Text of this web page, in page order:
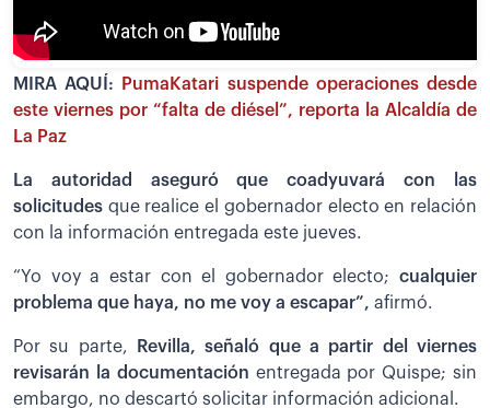
MIRA AQUÍ:
PumaKatari suspende operaciones desde
este viernes por “falta de diésel”, reporta la Alcaldía de
La Paz
La autoridad aseguró que coadyuvará con las
solicitudes que realice el gobernador electo en relación
con la información entregada este jueves.
“Yo voy a estar con el gobernador electo; cualquier
problema que haya, no me voy a escapar”, afirmó.
Por su parte,
Revilla, señaló que a partir del viernes
revisarán la documentación entregada por Quispe; sin
embargo, no descartó solicitar información adicional.